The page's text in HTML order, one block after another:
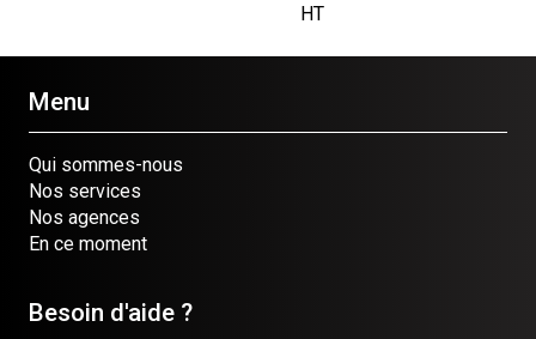
HT
Menu
Qui sommes-nous
Nos services
Nos agences
En ce moment
Besoin d'aide ?